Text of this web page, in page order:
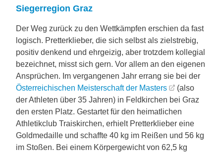
Siegerregion Graz
Der Weg zurück zu den Wettkämpfen erschien da fast
logisch. Pretterklieber, die sich selbst als zielstrebig,
positiv denkend und ehrgeizig, aber trotzdem kollegial
bezeichnet, misst sich gern. Vor allem an den eigenen
Ansprüchen. Im vergangenen Jahr errang sie bei der
Österreichischen Meisterschaft der Masters
(also
der Athleten über 35 Jahren) in Feldkirchen bei Graz
den ersten Platz. Gestartet für den heimatlichen
Athletikclub Traiskirchen, erhielt Pretterklieber eine
Goldmedaille und schaffte 40 kg im Reißen und 56 kg
im Stoßen. Bei einem Körpergewicht von 62,5 kg